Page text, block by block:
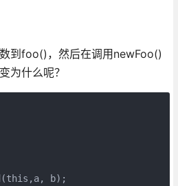
到foo()，然后在调用newFoo()
为什么呢？
b);